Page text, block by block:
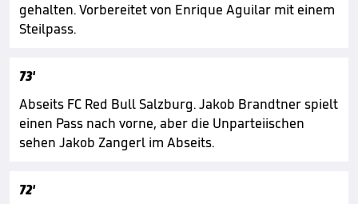
gehalten. Vorbereitet von Enrique Aguilar mit einem
Steilpass.
73'
Abseits FC Red Bull Salzburg. Jakob Brandtner spielt
einen Pass nach vorne, aber die Unparteiischen
sehen Jakob Zangerl im Abseits.
72'